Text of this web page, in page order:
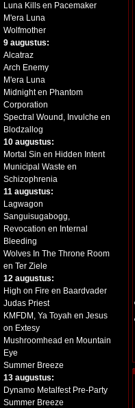
Luna Kills en Pacemaker
M'era Luna
Wolfmother
9 augustus:
Alcatraz
Arch Enemy
M'era Luna
Midnight en Phantom
Corporation
Spectral Wound, Invulche en
Blodzallog
10 augustus:
Mortal Sin en Hidden Intent
Municipal Waste en
Schizophrenia
11 augustus:
Lagwagon
Sanguisugabogg,
Revocation en Internal
Bleeding
Wolves In The Throne Room
en Ter Ziele
12 augustus:
High on Fire en Baardvader
Judas Priest
KMFDM, Ya Toyah en Jesus
on Extesy
Mushroomhead en Mountain
Eye
Summer Breeze
13 augustus:
Dynamo Metalfest Pre-Party
Summer Breeze